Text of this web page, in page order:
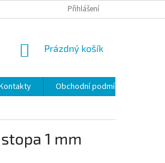
Přihlášení
NÁKUPNÍ
Prázdný košík
Obchodní podmínky
1 mm